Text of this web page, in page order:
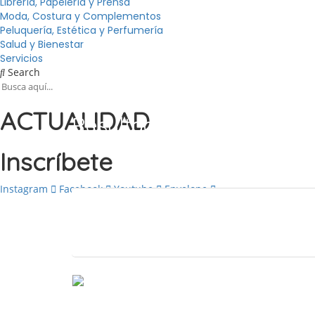
Moda, Costura y Complementos
Peluquería, Estética y Perfumería
Salud y Bienestar
Servicios
Search
ACTUALIDAD
Inscríbete
Instagram Facebook Youtube Envelope
Resultados para